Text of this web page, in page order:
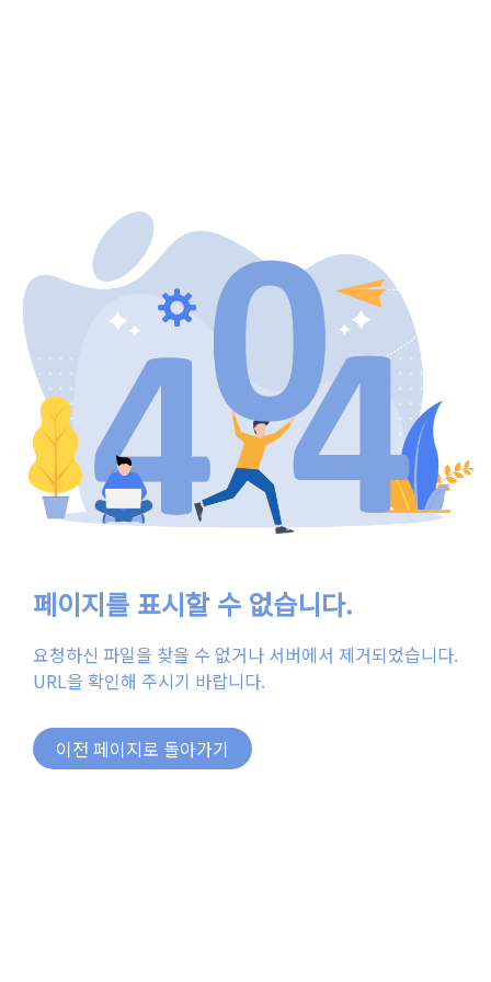
페이지를 표시할 수 없습니다.
요청하신 파일을 찾을 수 없거나 서버에서 제거되었습니다.
URL을 확인해 주시기 바랍니다.
이전 페이지로 돌아가기